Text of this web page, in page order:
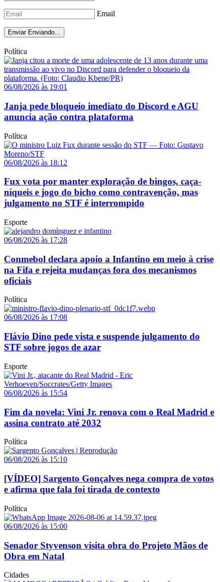
Email
Enviar Enviando...
Política
06/08/2026 às 19:01
Janja pede bloqueio imediato do Discord e AGU
anuncia ação contra plataforma
Política
06/08/2026 às 18:12
Fux vota por manter exploração de bingos, caça-
níqueis e jogo do bicho como contravenção, mas
julgamento no STF é interrompido
Esporte
06/08/2026 às 17:28
Conmebol declara apoio a Infantino em meio à crise
na Fifa e rejeita mudanças fora dos mecanismos
oficiais
Política
06/08/2026 às 17:08
Flávio Dino pede vista e suspende julgamento do
STF sobre jogos de azar
Esporte
06/08/2026 às 15:54
Fim da novela: Vini Jr. renova com o Real Madrid e
assina contrato até 2032
Política
06/08/2026 às 15:10
[VÍDEO] Sargento Gonçalves nega compra de votos
e afirma que fala foi tirada de contexto
Política
06/08/2026 às 15:00
Senador Styvenson visita obra do Projeto Mãos de
Obra em Natal
Cidades